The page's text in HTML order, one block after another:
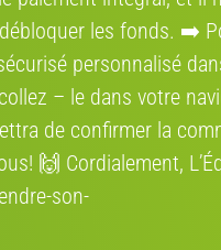
Google Ad les fonds. ➡️
personnalisé
– le dans votre
de confirmer la
🙌 Cordialement,
son-